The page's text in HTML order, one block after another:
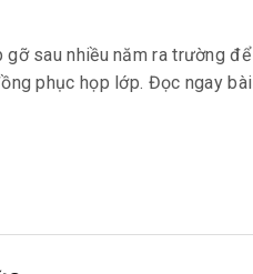
sau nhiều năm ra trường để
phục họp lớp. Đọc ngay bài